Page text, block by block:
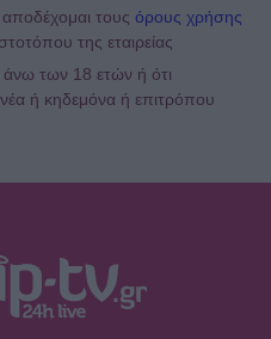
την
από
τους όρους χρήσης
της εταιρείας
των 18 ετών ή ότι
ή κηδεμόνα ή επιτρόπου